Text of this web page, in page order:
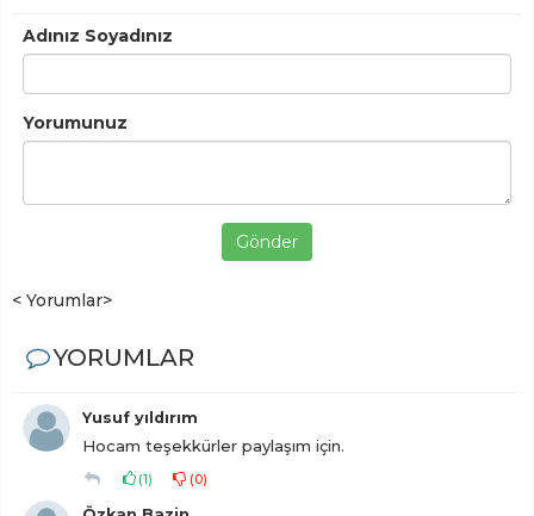
Adınız Soyadınız
Yorumunuz
Gönder
< Yorumlar>
YORUMLAR
Yusuf yıldırım
Hocam teşekkürler paylaşım için.
(1) (0)